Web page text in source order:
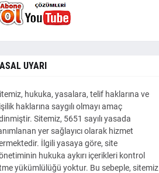
UYARI
hukuka, yasalara, telif haklarına ve
haklarına saygılı olmayı amaç
Sitemiz, 5651 sayılı yasada
yer sağlayıcı olarak hizmet
İlgili yasaya göre, site
hukuka aykırı içerikleri kontrol
yükümlülüğü yoktur. Bu sebeple, sitemiz